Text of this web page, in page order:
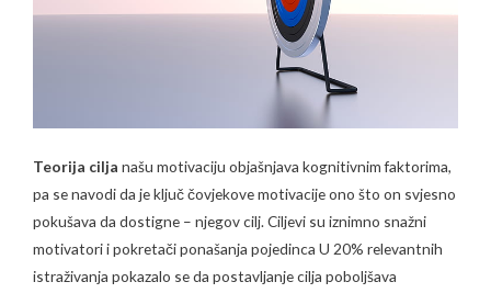
Teorija cilja našu motivaciju objašnjava kognitivnim faktorima,
pa se navodi da je ključ čovjekove motivacije ono što on svjesno
pokušava da dostigne – njegov cilj. Ciljevi su iznimno snažni
motivatori i pokretači ponašanja pojedinca U 20% relevantnih
istraživanja pokazalo se da postavljanje cilja poboljšava